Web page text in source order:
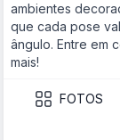
ambientes
que cada pose
ângulo. Entre em
mais!
FOTOS